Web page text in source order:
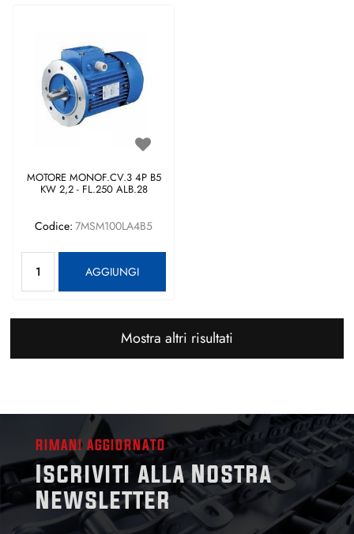
MOTORE MONOF.CV.3 4P B5
KW 2,2 - FL.250 ALB.28
Codice: 7MSM100LA4B5
AGGIUNGI
Mostra altri risultati
RIMANI AGGIORNATO
Iscriviti alla Nostra
Newsletter